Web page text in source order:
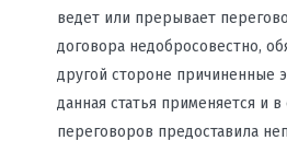
ведет или прерывает
договора недобросовестно,
другой стороне причиненные
данная статья применяется и в
переговоров предоставила